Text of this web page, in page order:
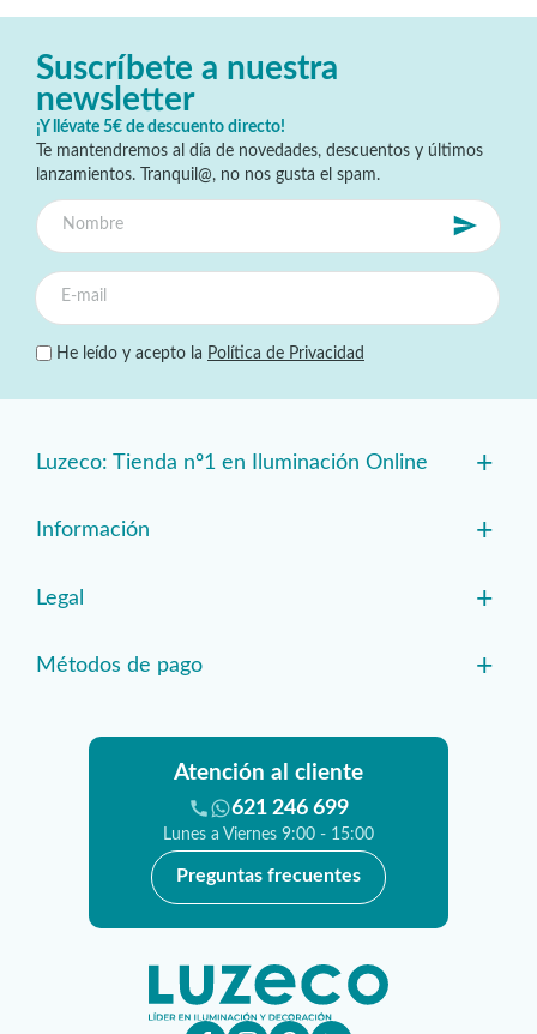
Suscríbete a nuestra
newsletter
¡Y llévate 5€ de descuento directo!
Te mantendremos al día de novedades, descuentos y últimos
lanzamientos. Tranquil@, no nos gusta el spam.
He leído y acepto la Política de Privacidad
Luzeco: Tienda nº1 en Iluminación Online +
Información +
Legal +
Métodos de pago +
Atención al cliente
621 246 699
Lunes a Viernes 9:00 - 15:00
Preguntas frecuentes